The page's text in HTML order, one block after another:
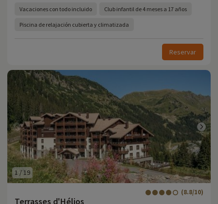
Vacaciones con todo incluido Club infantil de 4 meses a 17 años
Piscina de relajación cubierta y climatizada
Reservar
1 / 19
Terrasses d'Hélios
(8.8/10)